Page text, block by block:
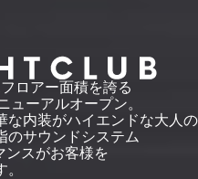
ロアー面積を誇る
ューアルオープン。
な内装がハイエンドな大人の
のサウンドシステム
ンスがお客様を